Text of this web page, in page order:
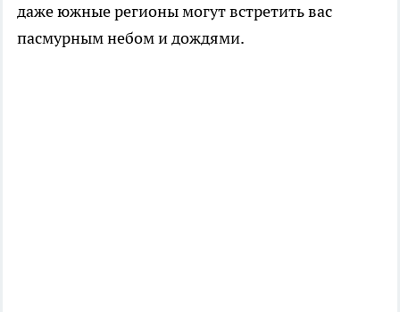
даже южные регионы могут встретить вас
пасмурным небом и дождями.